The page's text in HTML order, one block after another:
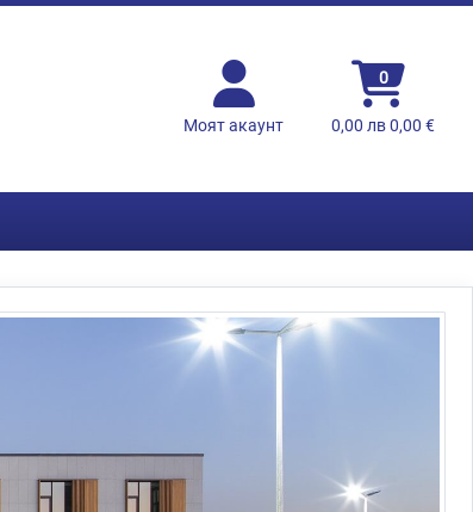
Моят акаунт
0
0,00 лв 0,00 €